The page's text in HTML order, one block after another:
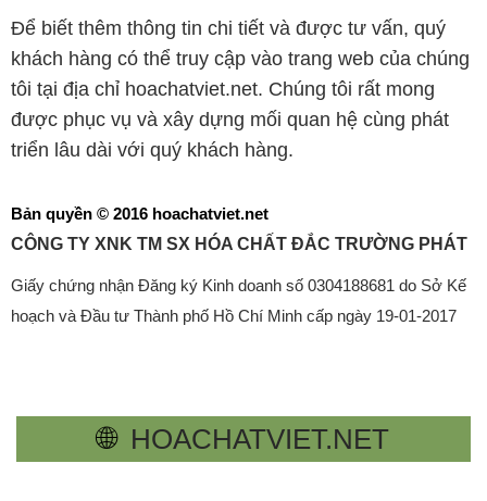
Để biết thêm thông tin chi tiết và được tư vấn, quý
khách hàng có thể truy cập vào trang web của chúng
tôi tại địa chỉ hoachatviet.net. Chúng tôi rất mong
được phục vụ và xây dựng mối quan hệ cùng phát
triển lâu dài với quý khách hàng.
Bản quyền © 2016 hoachatviet.net
CÔNG TY XNK TM SX HÓA CHẤT ĐẮC TRƯỜNG PHÁT
Giấy chứng nhận Đăng ký Kinh doanh số 0304188681 do Sở Kế
hoạch và Đầu tư Thành phố Hồ Chí Minh cấp ngày 19-01-2017
🌐 HOACHATVIET.NET